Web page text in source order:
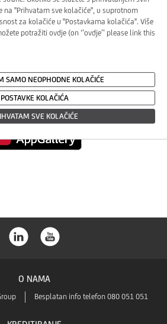
Play
App
Store
O NAMA
Besplatan info telefon 080 051 051
na ''Prihvatam sve kolačiće'', u suprotnom
za kolačiće u ''Postavkama kolačića''. Više
potražiti ovdje (on ‘’ovdje’’ please link this
SAMO NEOPHODNE KOLAČIĆE
POSTAVKE KOLAČIĆA
SVE KOLAČIĆE